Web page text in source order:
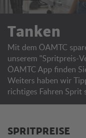
Tanken
Mit dem ÖAMTC
unserem "Spritpreis-
ÖAMTC App finden
Weiters haben wir
richtiges Fahren Sprit
SPRITPREISE